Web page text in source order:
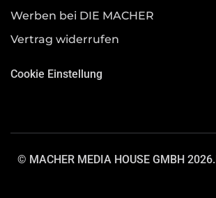
Werben bei DIE MACHER
Vertrag widerrufen
Cookie Einstellung
© MACHER MEDIA HOUSE GMBH 2026.